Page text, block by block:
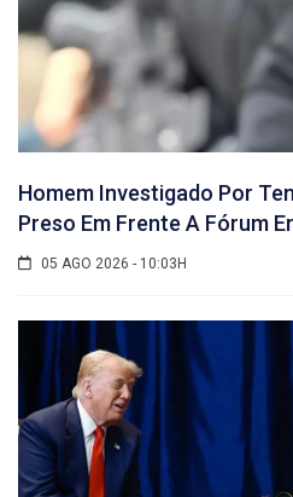
Homem Investigado Por
Preso Em Frente A Fórum
05 AGO 2026 - 10:03H